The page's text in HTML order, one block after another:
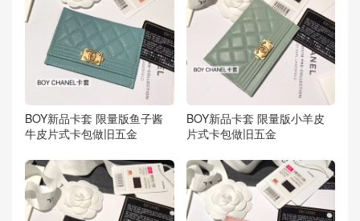
BOY新品卡套 限量版鱼子酱
牛皮片式卡包做旧五金
BOY新品卡套 限量版小羊皮
片式卡包做旧五金